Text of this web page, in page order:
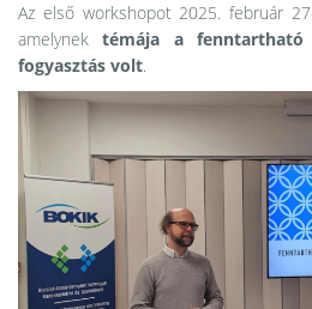
Az első workshopot 2025. február
amelynektémája a fenntartható
fogyasztás volt.